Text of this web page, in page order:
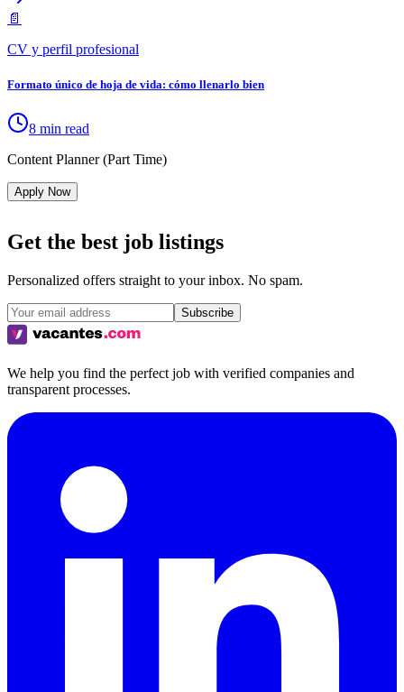
📄
CV y perfil profesional
Formato único de hoja de vida: cómo llenarlo bien
8 min read
Content Planner (Part Time)
Apply Now
Get the best job listings
Personalized offers straight to your inbox. No spam.
Subscribe
We help you find the perfect job with verified companies and
transparent processes.